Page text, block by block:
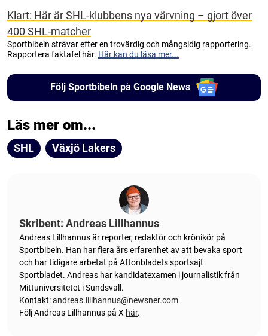
Klart: Här är SHL-klubbens nya värvning – gjort över
400 SHL-matcher
Sportbibeln strävar efter en trovärdig och mångsidig rapportering.
Rapportera faktafel här. Här kan du läsa mer...
Följ Sportbibeln på Google News
Läs mer om...
SHL Växjö Lakers
Skribent: Andreas Lillhannus
Andreas Lillhannus är reporter, redaktör och krönikör på
Sportbibeln. Han har flera års erfarenhet av att bevaka sport
och har tidigare arbetat på Aftonbladets sportsajt
Sportbladet. Andreas har kandidatexamen i journalistik från
Mittuniversitetet i Sundsvall.
Kontakt:andreas.lillhannus@newsner.com
Följ Andreas Lillhannus på X här.